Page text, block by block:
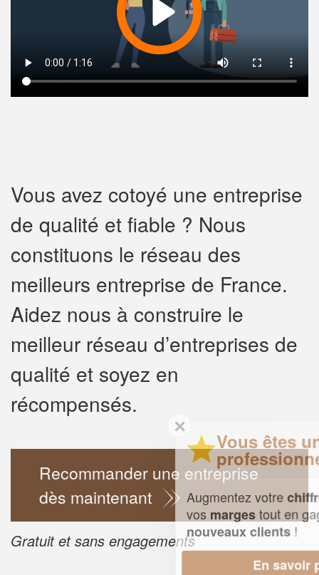
Vous avez cotoyé une entreprise
de qualité et fiable ? Nous
constituons le réseau des
meilleurs entreprise de France.
Aidez nous à construire le
meilleur réseau d’entreprises de
qualité et soyez en
récompensés.
Recommander une entreprise
dès maintenant
Gratuit et sans engagements
Vous êtes un
professionnel ?
Augmentez votrechiffre d'affaireset
margestout en gagnant de
nouveaux clients!
En savoir plus